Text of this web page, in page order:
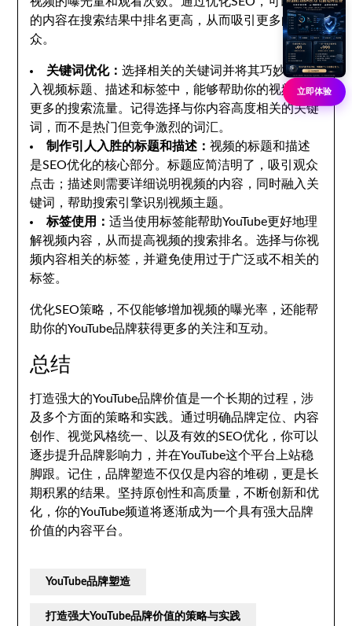
的内容在搜索结果中排名更高，从而吸引更多的观
众。
关键词优化：选择相关的关键词并将其巧妙地融
入视频标题、描述和标签中，能够帮助你的视频获得
更多的搜索流量。记得选择与你内容高度相关的关键
词，而不是热门但竞争激烈的词汇。
制作引人入胜的标题和描述：视频的标题和描述
是SEO优化的核心部分。标题应简洁明了，吸引观众
点击；描述则需要详细说明视频的内容，同时融入关
键词，帮助搜索引擎识别视频主题。
标签使用：适当使用标签能帮助YouTube更好地理
解视频内容，从而提高视频的搜索排名。选择与你视
频内容相关的标签，并避免使用过于广泛或不相关的
标签。
优化SEO策略，不仅能够增加视频的曝光率，还能帮
助你的YouTube品牌获得更多的关注和互动。
总结
打造强大的YouTube品牌价值是一个长期的过程，涉
及多个方面的策略和实践。通过明确品牌定位、内容
创作、视觉风格统一、以及有效的SEO优化，你可以
逐步提升品牌影响力，并在YouTube这个平台上站稳
脚跟。记住，品牌塑造不仅仅是内容的堆砌，更是长
期积累的结果。坚持原创性和高质量，不断创新和优
化，你的YouTube频道将逐渐成为一个具有强大品牌
价值的内容平台。
YouTube品牌塑造
打造强大YouTube品牌价值的策略与实践
立即体验